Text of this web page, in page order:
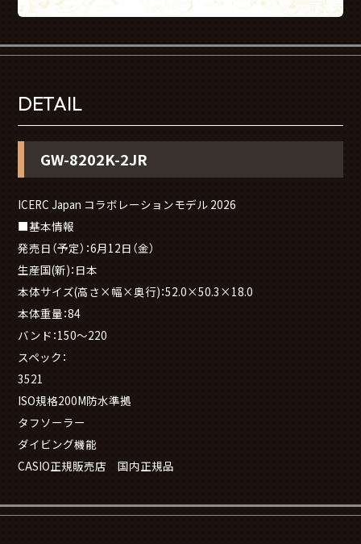
DETAIL
GW-8202K-2JR
ICERC Japan コラボレーションモデル 2026
■基本情報
発売日（予定）：6月12日（金）
生産国(新)：日本
本体サイズ(高さ×幅×奥行)：52.0×50.3×18.0
本体重量：84
バンド：150～220
スペック：
3521
ISO規格200M防水準拠
タフソーラー
ダイビング機能
CASIO正規販売店 国内正規品